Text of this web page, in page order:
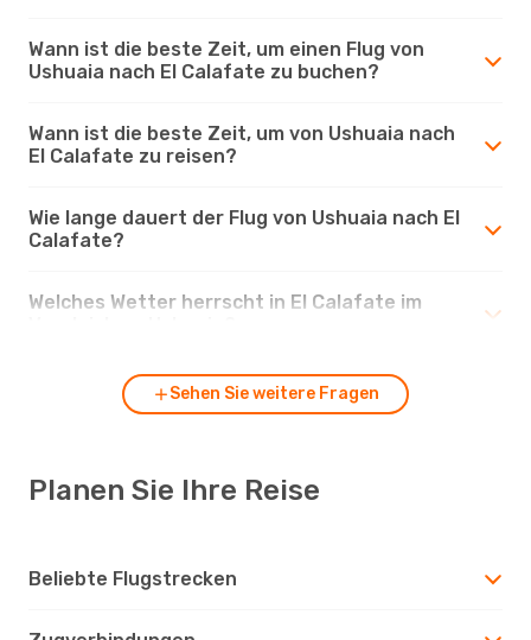
Wann ist die beste Zeit, um einen Flug von
Ushuaia nach El Calafate zu buchen?
Wann ist die beste Zeit, um von Ushuaia nach
El Calafate zu reisen?
Wie lange dauert der Flug von Ushuaia nach El
Calafate?
Welches Wetter herrscht in El Calafate im
Sehen Sie weitere Fragen
Planen Sie Ihre Reise
Beliebte Flugstrecken